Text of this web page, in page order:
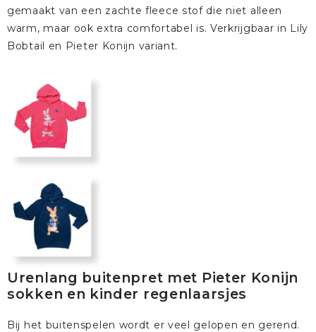
gemaakt van een zachte fleece stof die niet alleen
warm, maar ook extra comfortabel is. Verkrijgbaar in Lily
Bobtail en Pieter Konijn variant.
Urenlang buitenpret met Pieter Konijn
sokken en kinder regenlaarsjes
Bij het buitenspelen wordt er veel gelopen en gerend.